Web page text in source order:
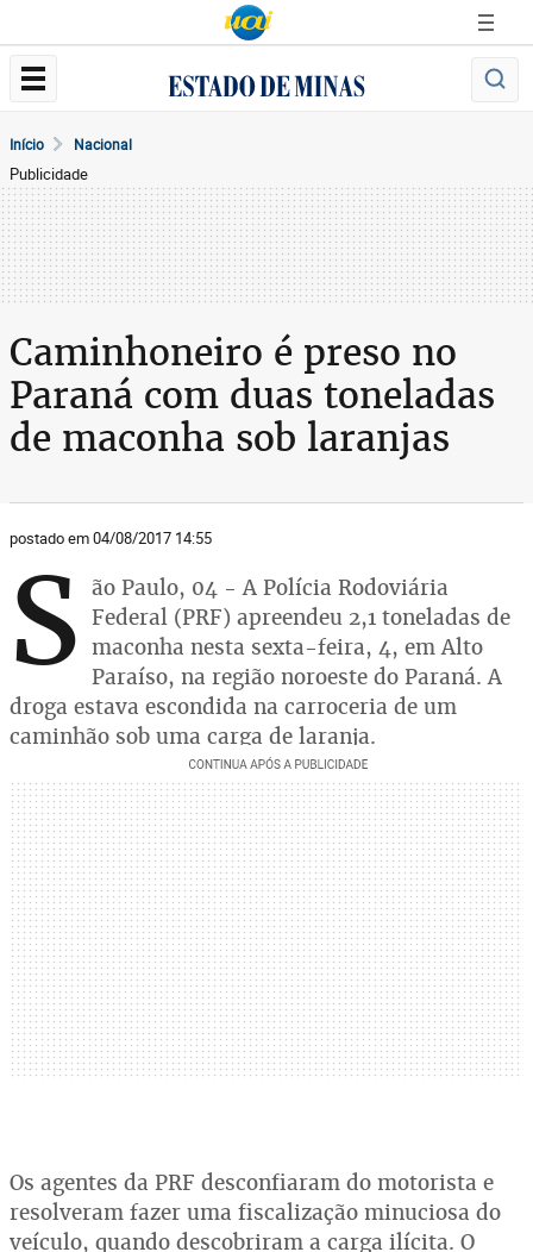
Início Nacional
Publicidade
Caminhoneiro é preso no
Paraná com duas toneladas
de maconha sob laranjas
postado em 04/08/2017 14:55
S ão Paulo, 04 - A Polícia Rodoviária
Federal (PRF) apreendeu 2,1 toneladas de
maconha nesta sexta-feira, 4, em Alto
Paraíso, na região noroeste do Paraná. A
droga estava escondida na carroceria de um
caminhão sob uma carga de laranja.
Os agentes da PRF desconfiaram do motorista e
resolveram fazer uma fiscalização minuciosa do
veículo, quando descobriram a carga ilícita. O